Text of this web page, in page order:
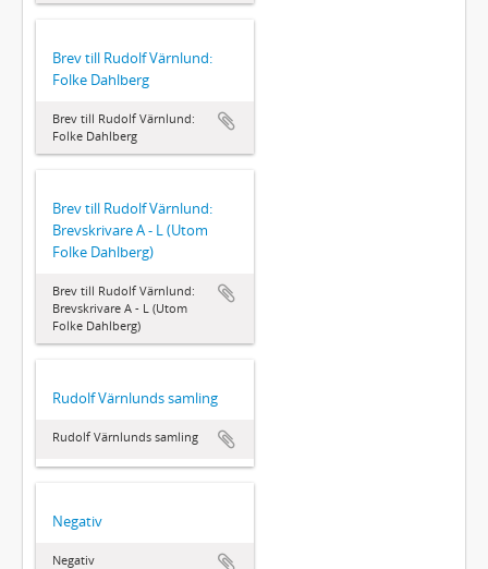
Brev till Rudolf Värnlund:
Folke Dahlberg
Brev till Rudolf Värnlund:
Folke Dahlberg
Brev till Rudolf Värnlund:
Brevskrivare A - L (Utom
Folke Dahlberg)
Brev till Rudolf Värnlund:
Brevskrivare A - L (Utom
Folke Dahlberg)
Rudolf Värnlunds samling
Rudolf Värnlunds samling
Negativ
Negativ